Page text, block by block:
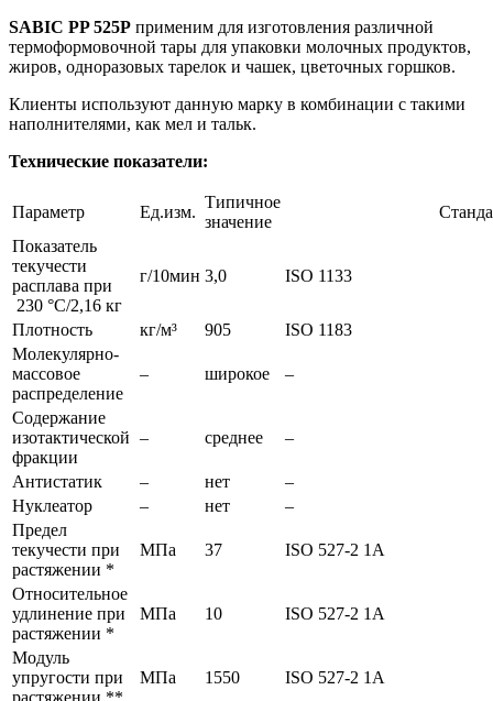
SABIC PP 525P применим для изготовления различной
термоформовочной тары для упаковки молочных продуктов,
жиров, одноразовых тарелок и чашек, цветочных горшков.
Клиенты используют данную марку в комбинации с такими
наполнителями, как мел и тальк.
Технические показатели:
Параметр Ед.изм.
Типичное
значение
Показатель
текучести
расплава при
230 °С/2,16 кг
г/10мин 3,0 ISO 1133
Плотность кг/м³ 905
ISO 1183
Молекулярно-
массовое
распределение
– широкое –
Содержание
изотактической
фракции
– среднее –
Антистатик – нет
–
Нуклеатор
– нет
–
Предел
текучести при
растяжении *
МПа 37 ISO 527-2 1А
Относительное
удлинение при
растяжении *
МПа 10 ISO 527-2 1А
Модуль
упругости при
растяжении **
МПа 1550 ISO 527-2 1А